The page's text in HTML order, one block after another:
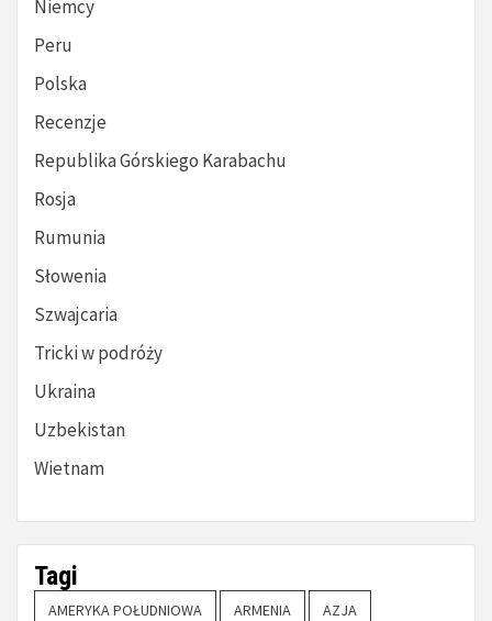
Niemcy
Peru
Polska
Recenzje
Republika Górskiego Karabachu
Rosja
Rumunia
Słowenia
Szwajcaria
Tricki w podróży
Ukraina
Uzbekistan
Wietnam
Tagi
AMERYKA POŁUDNIOWA ARMENIA AZJA